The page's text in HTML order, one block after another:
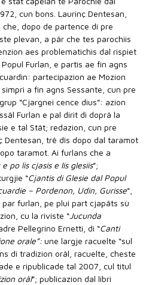
cun bons. Laurinç Dentesan,
dopo de partence di pre
plevan, a pâr che tes parochiis
aes problematichis dal rispiet
Furlan, e partìs ae fin agns
partecipazion ae Mozion
a fin agns Sessante, cun pre
“Cjargnei cence dius”: azion
Furlan e pal dirit di doprâ la
e tal Stât; redazion, cun pre
Dentesan, trê dîs dopo dal taramot
taramot. Ai furlans che a
po lis cjasis e lis glesiis”;
“Cjantis di Glesie dal Popul
– Pordenon, Udin, Gurisse”,
furlan, pe plui part cjapâts sù
cu la riviste “Jucunda
Pellegrino Ernetti, di “Canti
orale”: une largje racuelte “sul
di tradizion orâl, racuelte, cheste
e ripublicade tal 2007, cul titul
orâl”; publicazion dal libri